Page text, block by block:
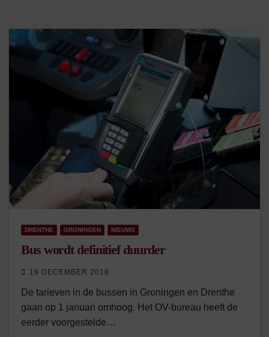
DRENTHE GRONINGEN NIEUWS
Bus wordt definitief duurder
19 DECEMBER 2018
De tarieven in de bussen in Groningen en Drenthe
gaan op 1 januari omhoog. Het OV-bureau heeft de
eerder voorgestelde…